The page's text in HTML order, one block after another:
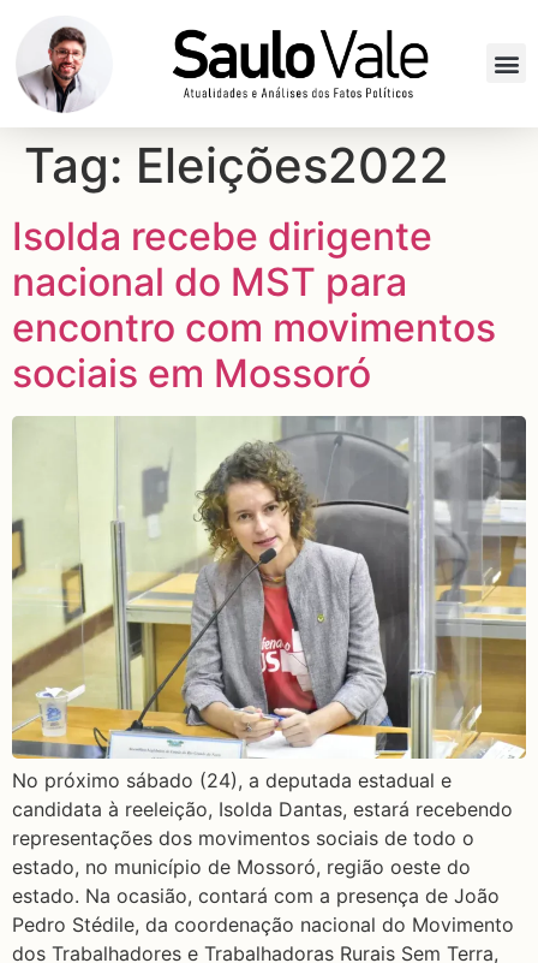
Tag: Eleições2022
Isolda recebe dirigente
nacional do MST para
encontro com movimentos
sociais em Mossoró
No próximo sábado (24), a deputada estadual e
candidata à reeleição, Isolda Dantas, estará recebendo
representações dos movimentos sociais de todo o
estado, no município de Mossoró, região oeste do
estado. Na ocasião, contará com a presença de João
Pedro Stédile, da coordenação nacional do Movimento
dos Trabalhadores e Trabalhadoras Rurais Sem Terra,